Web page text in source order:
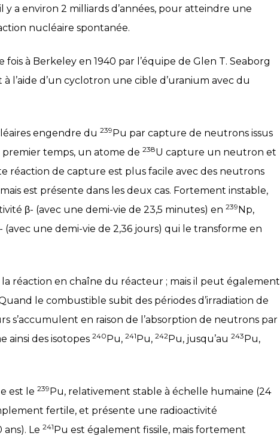
a environ 2 milliards d’années, pour atteindre une
nucléaire spontanée.
à Berkeley en 1940 par l’équipe de Glen T. Seaborg
l’aide d’un cyclotron une cible d’uranium avec du
engendre du 239Pu par capture de neutrons issus
premier temps, un atome de 238U capture un neutron et
réaction de capture est plus facile avec des neutrons
est présente dans les deux cas. Fortement instable,
β- (avec une demi-vie de 23,5 minutes) en 239Np,
une demi-vie de 2,36 jours) qui le transforme en
réaction en chaîne du réacteur ; mais il peut également
le combustible subit des périodes d’irradiation de
s’accumulent en raison de l’absorption de neutrons par
ainsi des isotopes 240Pu, 241Pu, 242Pu, jusqu’au 243Pu,
est le 239Pu, relativement stable à échelle humaine (24
fertile, et présente une radioactivité
Le 241Pu est également fissile, mais fortement